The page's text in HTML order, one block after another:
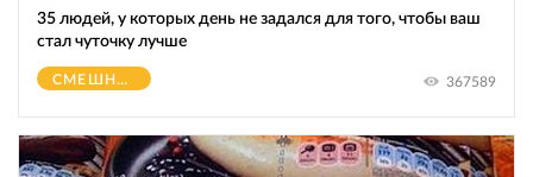
35 людей, у которых день не задался для того, чтобы ваш
стал чуточку лучше
СМЕШНОЕ 367589